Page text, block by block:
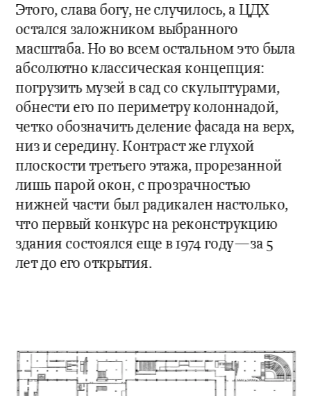
Этого, слава богу, не случилось, а ЦДХ
остался заложником выбранного
масштаба. Но во всем остальном это была
абсолютно классическая концепция:
погрузить музей в сад со скульптурами,
обнести его по периметру колоннадой,
четко обозначить деление фасада на верх,
низ и середину. Контраст же глухой
плоскости третьего этажа, прорезанной
лишь парой окон, с прозрачностью
нижней части был радикален настолько,
что первый конкурс на реконструкцию
здания состоялся еще в 1974 году—за 5
лет до его открытия.